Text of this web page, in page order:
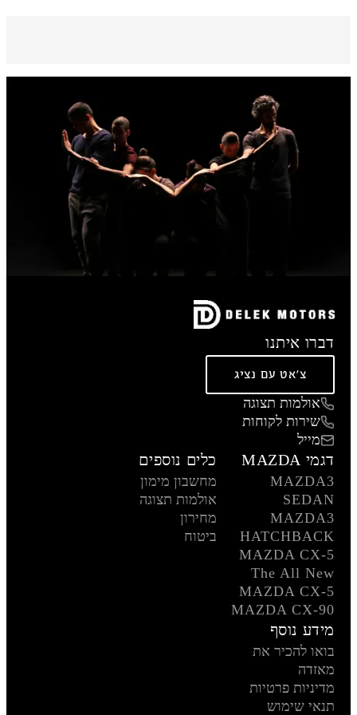
דברו איתנו
צ'אט עם נציג
אולמות תצוגה
שירות לקוחות
מייל
דגמי MAZDA
MAZDA3
SEDAN
MAZDA3
HATCHBACK
MAZDA CX-5
The All New
MAZDA CX-5
MAZDA CX-90
כלים נוספים
מחשבון מימון
אולמות תצוגה
מחירון
ביטוח
מידע נוסף
בואו להכיר את
מאזדה
מדיניות פרטיות
תנאי שימוש